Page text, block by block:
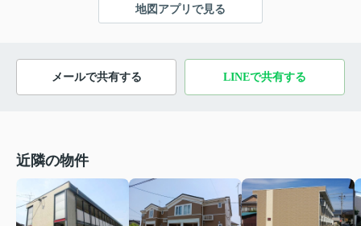
地図アプリで見る
メールで共有する LINEで共有する
近隣の物件